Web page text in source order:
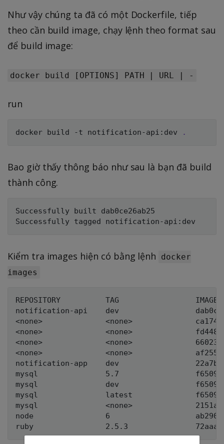
Như vậy chúng ta đã có một Dockerfile, tiếp
theo cần build image, chạy lệnh theo format sau
để build image:
docker build [OPTIONS] PATH | URL | -
run
docker build -t notification-api:dev .
Bao giờ thấy thông báo như sau là bạn đã build
thành công.
Successfully built dab0ce26ab25
Kiểm tra images hiện có bằng lệnh
docker
images
REPOSITORY          TAG
notification-api    dev
<none>              <none>
<none>              <none>
<none>              <none>
<none>              <none>
notification-app    dev
mysql               5.7
mysql               dev
mysql               latest
mysql               <none>
node                6